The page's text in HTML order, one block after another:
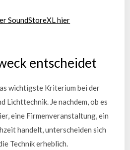
SoundStoreXL hier
entscheidet
wichtigste Kriterium bei der
Lichttechnik. Je nachdem, ob es
eine Firmenveranstaltung, ein
handelt, unterscheiden sich
Technik erheblich.